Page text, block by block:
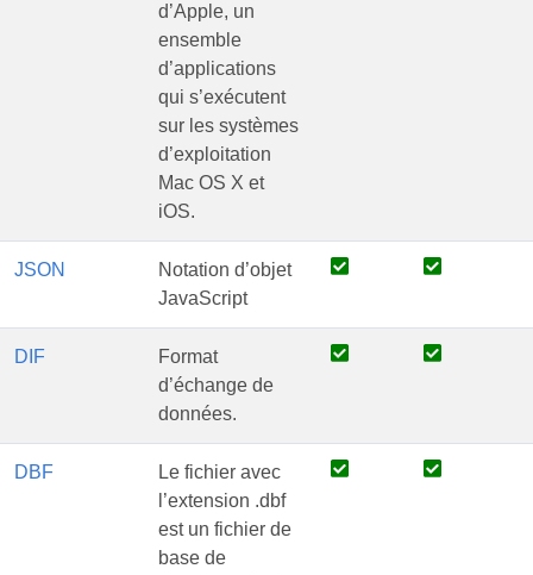
d’Apple, un
ensemble
d’applications
qui s’exécutent
sur les systèmes
d’exploitation
Mac OS X et
iOS.
JSON
Notation d’objet
JavaScript
DIF
Format
d’échange de
données.
DBF
Le fichier avec
l’extension .dbf
est un fichier de
base de